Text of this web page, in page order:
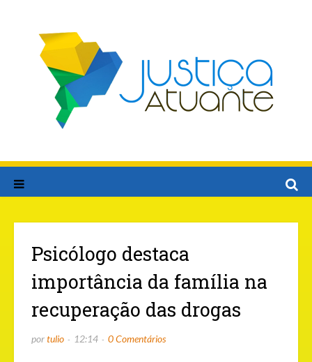
Psicólogo destaca
importância da família na
recuperação das drogas
portulio 12:14 0 Comentários